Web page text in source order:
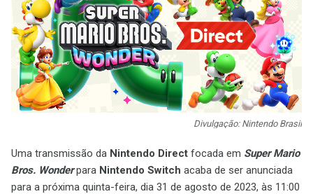
Divulgação: Nintendo Brasil
Uma transmissão da Nintendo Direct focada em Super Mario
Bros. Wonderpara Nintendo Switch acaba de ser anunciada
para a próxima quinta-feira, dia 31 de agosto de 2023, às 11:00